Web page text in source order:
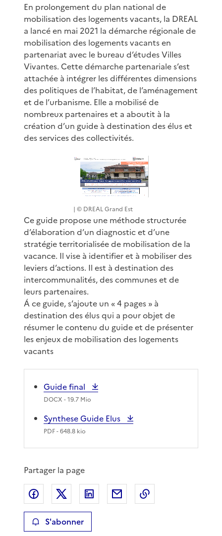
En prolongement du plan national de
mobilisation des logements vacants, la DREAL
a lancé en mai 2021 la démarche régionale de
mobilisation des logements vacants en
partenariat avec le bureau d’études Villes
Vivantes. Cette démarche partenariale s’est
attachée à intégrer les différentes dimensions
des politiques de l’habitat, de l’aménagement
et de l’urbanisme. Elle a mobilisé de
nombreux partenaires et a aboutit à la
création d’un guide à destination des élus et
des services des collectivités.
| © DREAL Grand Est
Ce guide propose une méthode structurée
d’élaboration d’un diagnostic et d’une
stratégie territorialisée de mobilisation de la
vacance. Il vise à identifier et à mobiliser des
leviers d’actions. Il est à destination des
intercommunalités, des communes et de
leurs partenaires.
Á ce guide, s’ajoute un « 4 pages » à
destination des élus qui a pour objet de
résumer le contenu du guide et de présenter
les enjeux de mobilisation des logements
vacants
Guide final
DOCX - 19.7 Mio
Synthese Guide Elus
PDF- 648.8 kio
Partager la page
Partager sur Facebook
Partager sur XPartager sur LinkedIn
Partager par email
S'abonner